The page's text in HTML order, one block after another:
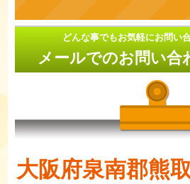
どんな事でもお気軽にお問い
メールでのお問い合
大阪府泉南郡熊